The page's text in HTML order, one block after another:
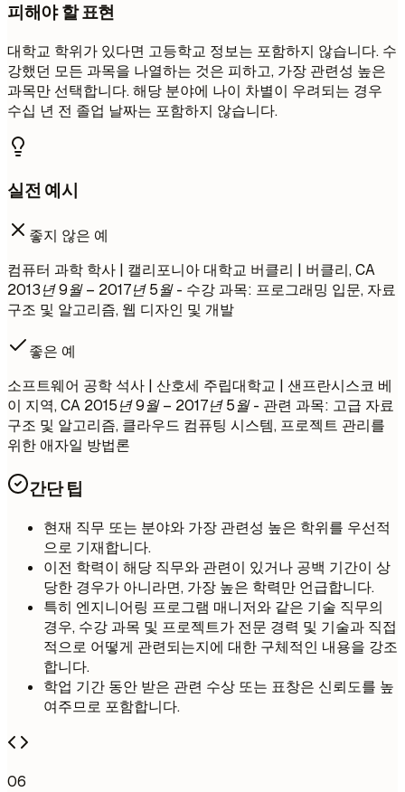
피해야 할 표현
대학교 학위가 있다면 고등학교 정보는 포함하지 않습니다. 수
강했던 모든 과목을 나열하는 것은 피하고, 가장 관련성 높은
과목만 선택합니다. 해당 분야에 나이 차별이 우려되는 경우
수십 년 전 졸업 날짜는 포함하지 않습니다.
실전 예시
좋지 않은 예
컴퓨터 과학 학사 | 캘리포니아 대학교 버클리 | 버클리, CA
2013년 9월 – 2017년 5월- 수강 과목: 프로그래밍 입문, 자료
구조 및 알고리즘, 웹 디자인 및 개발
좋은 예
소프트웨어 공학 석사 | 산호세 주립대학교 | 샌프란시스코 베
이 지역, CA 2015년 9월 – 2017년 5월- 관련 과목: 고급 자료
구조 및 알고리즘, 클라우드 컴퓨팅 시스템, 프로젝트 관리를
위한 애자일 방법론
간단 팁
현재 직무 또는 분야와 가장 관련성 높은 학위를 우선적
으로 기재합니다.
이전 학력이 해당 직무와 관련이 있거나 공백 기간이 상
당한 경우가 아니라면, 가장 높은 학력만 언급합니다.
특히 엔지니어링 프로그램 매니저와 같은 기술 직무의
경우, 수강 과목 및 프로젝트가 전문 경력 및 기술과 직접
적으로 어떻게 관련되는지에 대한 구체적인 내용을 강조
합니다.
학업 기간 동안 받은 관련 수상 또는 표창은 신뢰도를 높
여주므로 포함합니다.
06